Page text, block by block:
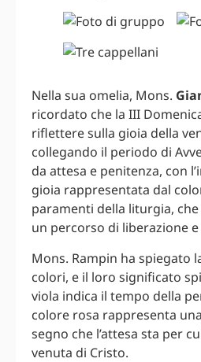
Nella sua omelia, Mons.
ricordato che la III
riflettere sulla gioia della
collegando il periodo di
da attesa e penitenza, con
gioia rappresentata dal
paramenti della liturgia,
un percorso di liberazione
Mons. Rampin ha spiegato
colori, e il loro significato
viola indica il tempo della
colore rosa rappresenta
segno che l’attesa sta per
venuta di Cristo.